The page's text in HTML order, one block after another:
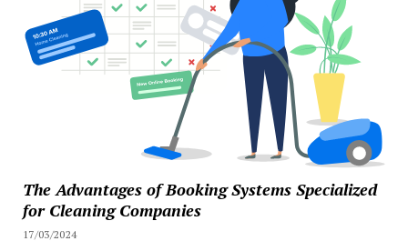
The Advantages of Booking Systems Specialized
for Cleaning Companies
17/03/2024